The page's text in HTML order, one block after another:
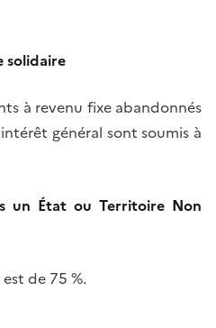
solidaire
à revenu fixe abandonnés
général sont soumis à
un État ou Territoire Non
de 75 %.